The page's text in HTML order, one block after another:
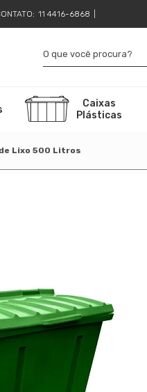
11 4416-6868
Caixas
Plásticas
Lixo 500 Litros